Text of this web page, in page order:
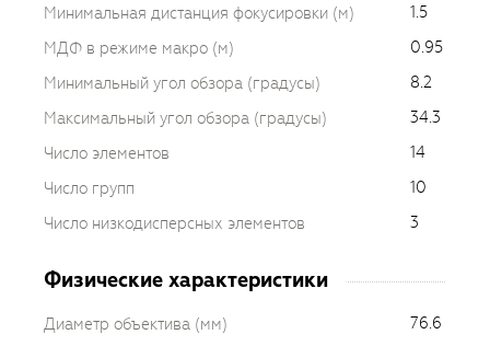
Минимальная дистанция фокусировки (м)
1.5
МДФ в режиме макро (м)
0.95
Минимальный угол обзора (градусы)
8.2
Максимальный угол обзора (градусы)
34.3
Число элементов
14
Число групп
10
Число низкодисперсных элементов
3
Физические характеристики
Диаметр объектива (мм)
76.6